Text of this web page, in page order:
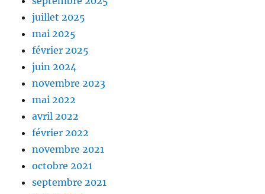
juillet 2025
mai 2025
février 2025
juin 2024
novembre 2023
mai 2022
avril 2022
février 2022
novembre 2021
octobre 2021
septembre 2021